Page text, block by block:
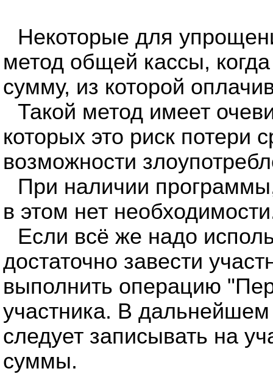
Некоторые для
метод общей кассы,
сумму, из которой
Такой метод имеет
которых это риск потери
возможности
При наличии
в этом нет
Если всё же надо
достаточно завести
выполнить операцию
участника. В
следует записывать на
суммы.